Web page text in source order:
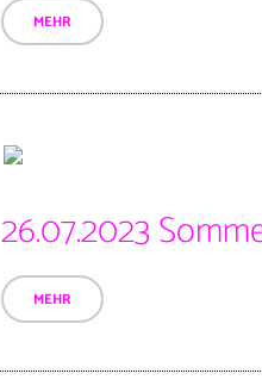
MEHR
26.07.2023
MEHR